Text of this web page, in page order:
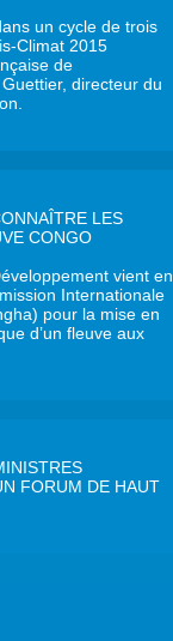
un cycle de trois
Climat 2015
de
directeur du
LES
CONGO
vient en
Internationale
pour la mise en
d’un fleuve aux
FORUM DE HAUT